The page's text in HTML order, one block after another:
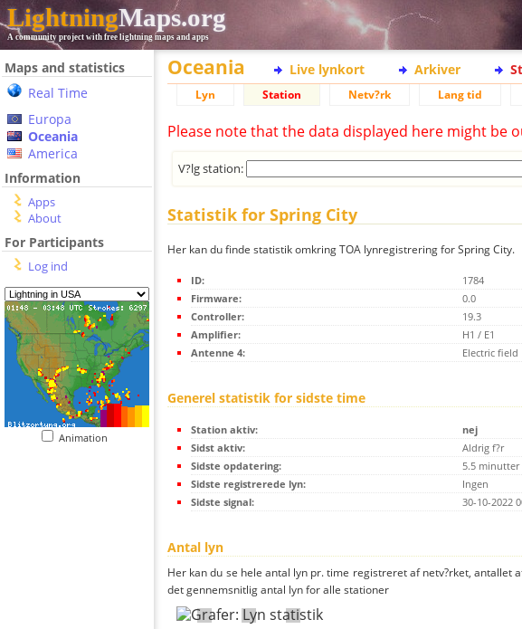
LightningMaps.org
A community project with free lightning maps and apps
Maps and statistics
Real Time
Europa
Oceania
America
Information
Apps
About
For Participants
Log ind
Animation
Oceania Live lynkort Arkiver
Lyn Station Netv?rk Lang tid
Please note that the data displayed here might be
V?lg station:
Statistik for Spring City
Her kan du finde statistik omkring TOA lynregistrering for Spring City.
ID:
1784
Firmware:
0.0
Controller:
19.3
Amplifier:
H1 / E1
Antenne 4:
Electric field
Generel statistik for sidste time
Station aktiv:
nej
Sidst aktiv:
Aldrig f?r
Sidste opdatering:
5.5 minutter
Sidste registrerede lyn:
Ingen
Sidste signal:
30-10-2022
Antal lyn
Her kan du se hele antal lyn pr. time registreret af netv?rket, antallet
det gennemsnitlig antal lyn for alle stationer